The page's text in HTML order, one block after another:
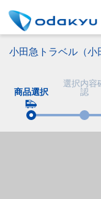
小田急トラベル（小
商品選択
選択内容
認